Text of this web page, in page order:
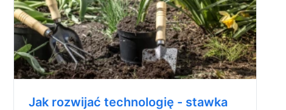
Jak rozwijać technologię - stawka